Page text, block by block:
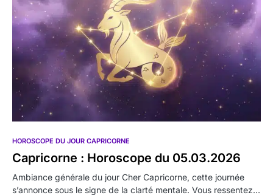
HOROSCOPE DU JOUR CAPRICORNE
Capricorne : Horoscope du 05.03.2026
Ambiance générale du jour Cher Capricorne, cette journée
s’annonce sous le signe de la clarté mentale. Vous ressentez…